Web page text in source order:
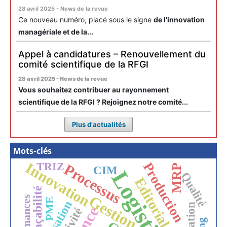
28 avril 2025 - News de la revue
Ce nouveau numéro, placé sous le signe de l'innovation
managériale et de la...
Appel à candidatures – Renouvellement du
comité scientifique de la RFGI
28 avril 2025 - News de la revue
Vous souhaitez contribuer au rayonnement
scientifique de la RFGI ? Rejoignez notre comité...
Plus d'actualités
Mots-clés
Gestion
Processus
Innovation Editorial
Production
MRP
Traçabilité
CIM Qualité
TRIZ
PME